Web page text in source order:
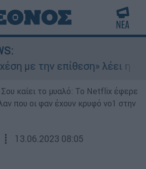
την επίθεση» λέει η
Σου καίει το μυαλό: Το Netflix έφερε
που οι φαν έχουν κρυφό νο1 στην
┋ 13.06.2023 08:05